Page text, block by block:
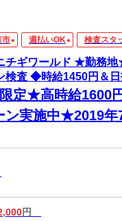
市 週払いOK 検査スタ
チギワールド ★勤務
検査 ◆時給1450円＆
定★高時給1600
ン実施中★2019年
円